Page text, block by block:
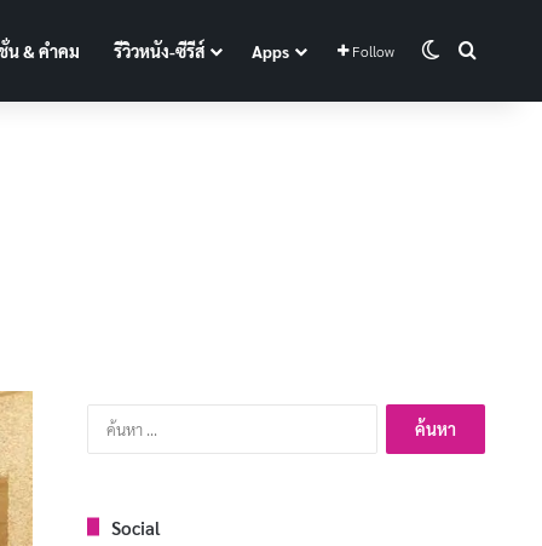
น & คำคม รีวิวหนัง-ซีรีส์ Apps Follow Switch skin
ค้นหา
สำหรับ:
Social